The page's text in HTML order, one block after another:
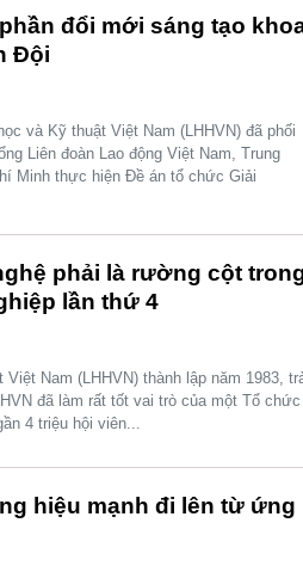
đổi mới sáng tạo
Đội
và Kỹ thuật Việt Nam (LHHVN) đã phối
Liên đoàn Lao động Việt Nam, Trung
Minh thực hiện Đề án tổ chức Giải
phải là rường cột
lần thứ 4
Việt Nam (LHHVN) thành lập năm 1983,
đã làm rất tốt vai trò của một Tổ chức
4 triệu hội viên...
hiệu mạnh đi lên từ ứng